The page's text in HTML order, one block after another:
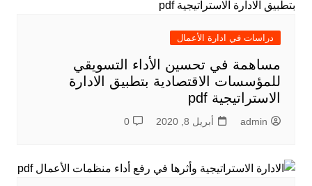
دراسات في ادارة الأعمال
مساهمة في تحسين الأداء التسويقي
للمؤسسات الاقتصادية بتطبيق الادارة
الاستراتيجية pdf
admin أبريل 8, 2020 0